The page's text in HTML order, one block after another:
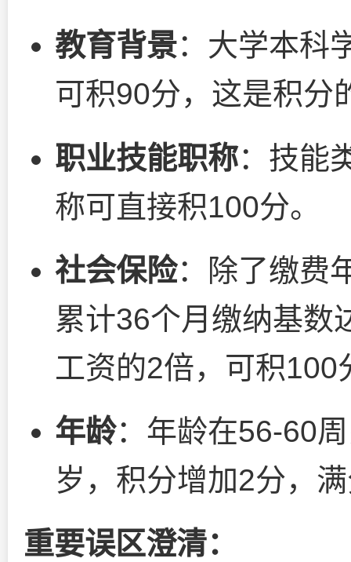
教育背景：大学本科
可积90分，这是积分
职业技能职称：技能
称可直接积100分。
社会保险：除了缴费
累计36个月缴纳基数
工资的2倍，可积100
年龄：年龄在56-60
岁，积分增加2分，
重要误区澄清：